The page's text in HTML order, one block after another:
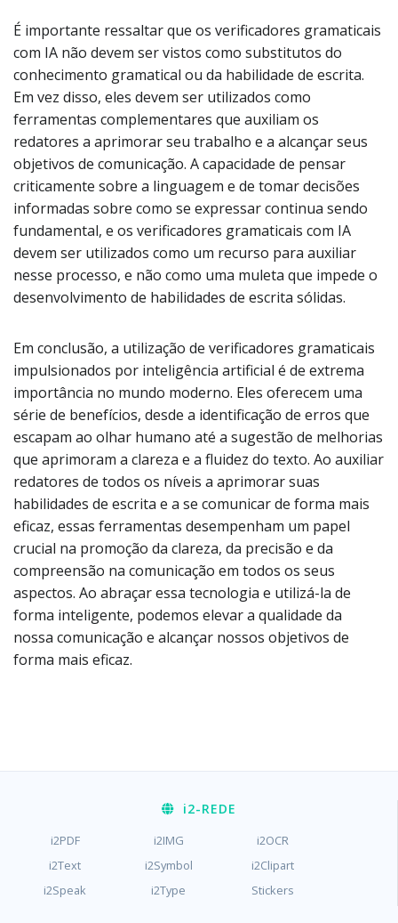
É importante ressaltar que os verificadores gramaticais
com IA não devem ser vistos como substitutos do
conhecimento gramatical ou da habilidade de escrita.
Em vez disso, eles devem ser utilizados como
ferramentas complementares que auxiliam os
redatores a aprimorar seu trabalho e a alcançar seus
objetivos de comunicação. A capacidade de pensar
criticamente sobre a linguagem e de tomar decisões
informadas sobre como se expressar continua sendo
fundamental, e os verificadores gramaticais com IA
devem ser utilizados como um recurso para auxiliar
nesse processo, e não como uma muleta que impede o
desenvolvimento de habilidades de escrita sólidas.
Em conclusão, a utilização de verificadores gramaticais
impulsionados por inteligência artificial é de extrema
importância no mundo moderno. Eles oferecem uma
série de benefícios, desde a identificação de erros que
escapam ao olhar humano até a sugestão de melhorias
que aprimoram a clareza e a fluidez do texto. Ao auxiliar
redatores de todos os níveis a aprimorar suas
habilidades de escrita e a se comunicar de forma mais
eficaz, essas ferramentas desempenham um papel
crucial na promoção da clareza, da precisão e da
compreensão na comunicação em todos os seus
aspectos. Ao abraçar essa tecnologia e utilizá-la de
forma inteligente, podemos elevar a qualidade da
nossa comunicação e alcançar nossos objetivos de
forma mais eficaz.
i2-REDE
i2PDF i2IMG
i2OCR
i2Text
i2Symbol
i2Clipart
i2Speak
i2Type Stickers